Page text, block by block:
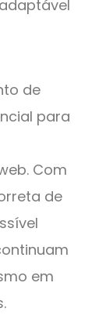
de
para
Com
de
em